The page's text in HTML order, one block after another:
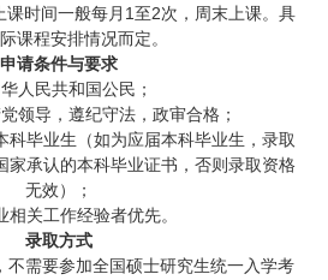
课时间一般每月1至2次，周末上课。具
课程安排情况而定。
申请条件与要求
人民共和国公民；
领导，遵纪守法，政审合格；
科毕业生（如为应届本科毕业生，录取
家承认的本科毕业证书，否则录取资格
无效）；
相关工作经验者优先。
录取方式
不需要参加全国硕士研究生统一入学考